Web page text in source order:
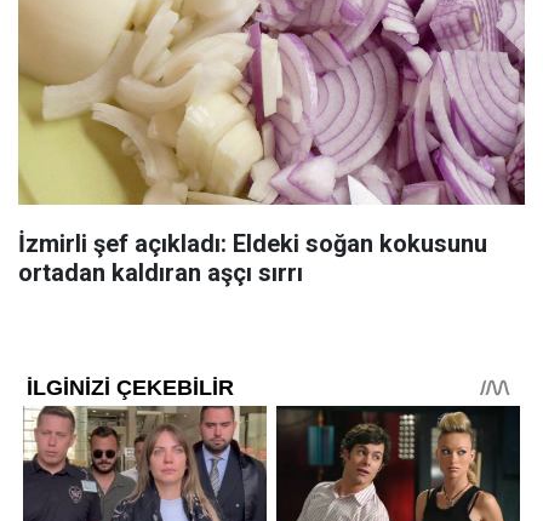
İzmirli şef açıkladı: Eldeki soğan kokusunu
ortadan kaldıran aşçı sırrı